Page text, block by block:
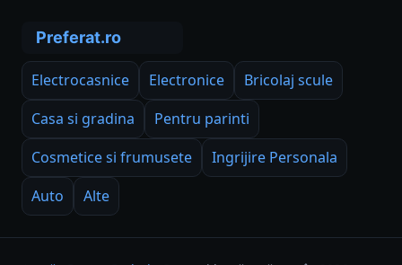
Electrocasnice Electronice
Bricolaj scule
Casa si gradina
Pentru parinti
Cosmetice si frumusete
Ingrijire Personala
Auto
Alte